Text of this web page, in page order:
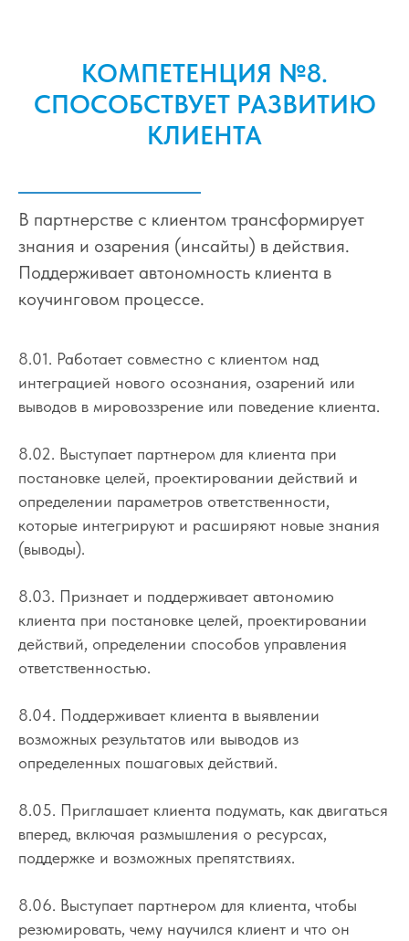
КОМПЕТЕНЦИЯ №8.
СПОСОБСТВУЕТ РАЗВИТИЮ
КЛИЕНТА
В партнерстве с клиентом трансформирует
знания и озарения (инсайты) в действия.
Поддерживает автономность клиента в
коучинговом процессе.
8.01. Работает совместно с клиентом над
интеграцией нового осознания, озарений или
выводов в мировоззрение или поведение клиента.
8.02. Выступает партнером для клиента при
постановке целей, проектировании действий и
определении параметров ответственности,
которые интегрируют и расширяют новые знания
(выводы).
8.03. Признает и поддерживает автономию
клиента при постановке целей, проектировании
действий, определении способов управления
ответственностью.
8.04. Поддерживает клиента в выявлении
возможных результатов или выводов из
определенных пошаговых действий.
8.05. Приглашает клиента подумать, как двигаться
вперед, включая размышления о ресурсах,
поддержке и возможных препятствиях.
8.06. Выступает партнером для клиента, чтобы
резюмировать, чему научился клиент и что он